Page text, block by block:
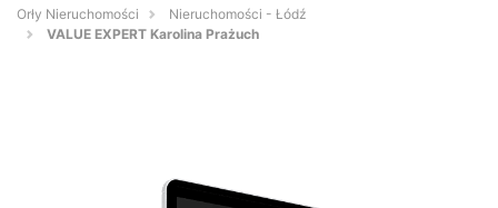
Orły Nieruchomości
Nieruchomości - Łódź
VALUE EXPERT Karolina Prażuch